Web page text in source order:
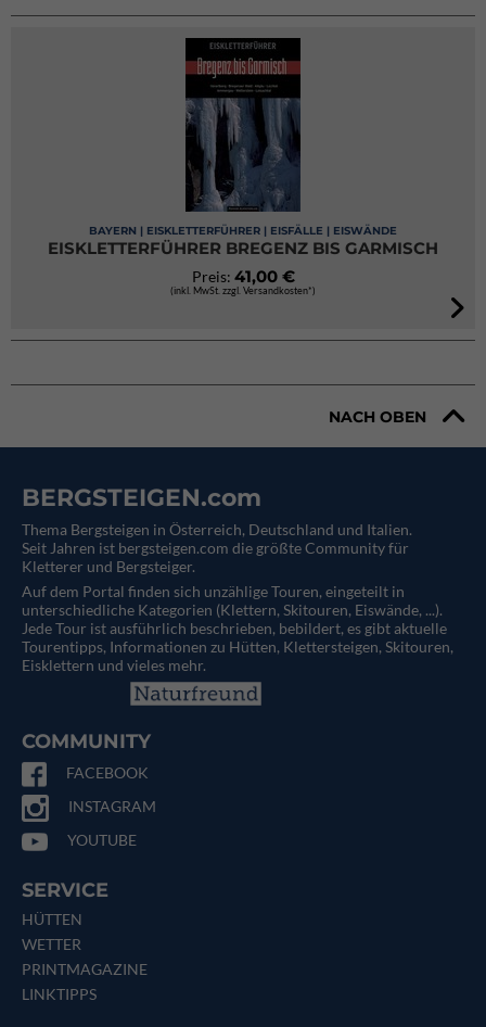
BAYERN | EISKLETTERFÜHRER | EISFÄLLE | EISWÄNDE
EISKLETTERFÜHRER BREGENZ BIS GARMISCH
Preis: 41,00 €
(inkl. MwSt. zzgl. Versandkosten*)
NACH OBEN
BERGSTEIGEN.com
Thema Bergsteigen in Österreich, Deutschland und Italien.
Seit Jahren ist bergsteigen.com die größte Community für
Kletterer und Bergsteiger.
Auf dem Portal finden sich unzählige Touren, eingeteilt in
unterschiedliche Kategorien (Klettern, Skitouren, Eiswände, ...).
Jede Tour ist ausführlich beschrieben, bebildert, es gibt aktuelle
Tourentipps, Informationen zu Hütten, Klettersteigen, Skitouren,
Eisklettern und vieles mehr.
COMMUNITY
FACEBOOK
INSTAGRAM
YOUTUBE
SERVICE
HÜTTEN
WETTER
PRINTMAGAZINE
LINKTIPPS